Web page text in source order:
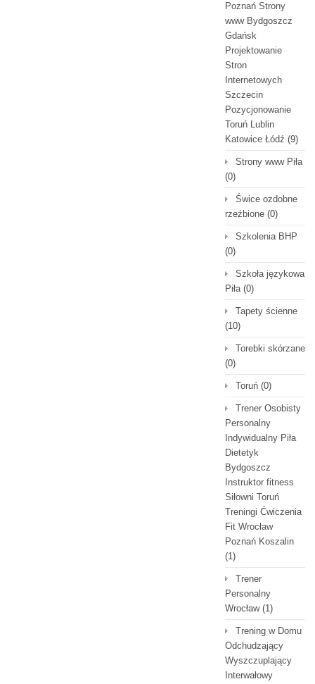
Poznań Strony
www Bydgoszcz
Gdańsk
Projektowanie
Stron
Internetowych
Szczecin
Pozycjonowanie
Toruń Lublin
Katowice Łódź (9)
Strony www Piła
(0)
Świce ozdobne
rzeźbione (0)
Szkolenia BHP
(0)
Szkoła językowa
Piła(0)
Tapety ścienne
(10)
Torebki skórzane
(0)
Toruń (0)
Trener Osobisty
Personalny
Indywidualny Piła
Dietetyk
Bydgoszcz
Instruktor fitness
Siłowni Toruń
Treningi Ćwiczenia
Fit Wrocław
Poznań Koszalin
(1)
Trener
Personalny
Wrocław(1)
Trening w Domu
Odchudzający
Wyszczuplający
Interwałowy